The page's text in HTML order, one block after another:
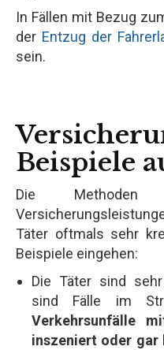
In Fällen mit Bezug
der Entzug der
sein.
Beispiele
Die
Täter oftmals sehr
Beispiele eingehen:
Die Täter sind
sind Fälle im
Verkehrsunfälle
inszeniert oder gar